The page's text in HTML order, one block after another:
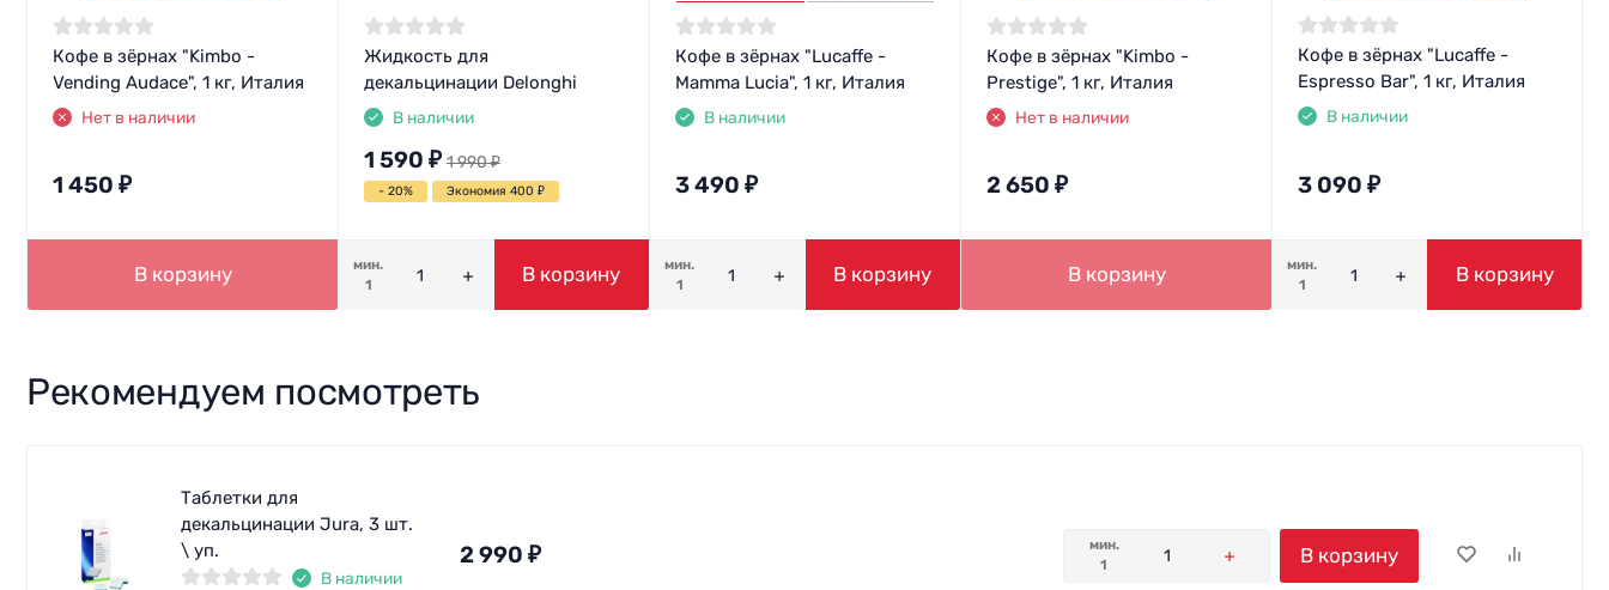
Кофе в зёрнах "Kimbo -
Vending Audace", 1 кг, Италия
Нет в наличии
1 450 ₽
В корзину
Жидкость для
декальцинации Delonghi
В наличии
1 590 ₽ 1 990₽
- 20% Экономия 400 ₽
мин.
1
В корзину
Кофе в зёрнах "Lucaffe -
Mamma Lucia", 1 кг, Италия
В наличии
3 490 ₽
мин.
1
В корзину
Кофе в зёрнах "Kimbo -
Prestige", 1 кг, Италия
Нет в наличии
2 650 ₽
В корзину
Кофе в зёрнах "Lucaffe -
Espresso Bar", 1 кг, Италия
В наличии
3 090 ₽
мин.
1
В корзину
Рекомендуем посмотреть
Таблетки для
декальцинации Jura, 3 шт.
\ уп.
В наличии
2 990 ₽
мин.
1
В корзину